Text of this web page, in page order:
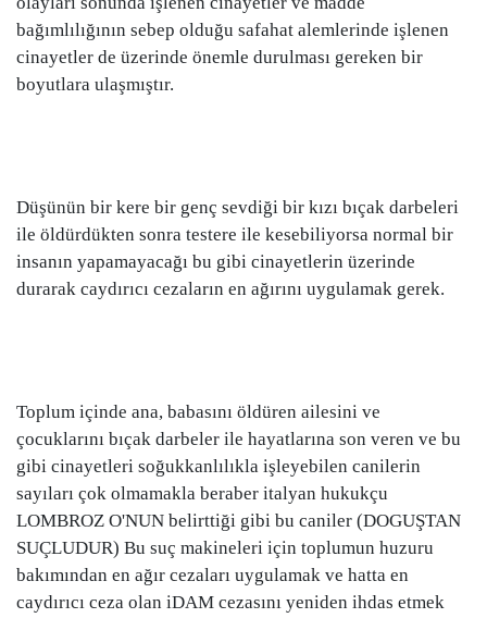
bağımlılığının sebep olduğu safahat alemlerinde işlenen
cinayetler de üzerinde önemle durulması gereken bir
boyutlara ulaşmıştır.
Düşünün bir kere bir genç sevdiği bir kızı bıçak darbeleri
ile öldürdükten sonra testere ile kesebiliyorsa normal bir
insanın yapamayacağı bu gibi cinayetlerin üzerinde
durarak caydırıcı cezaların en ağırını uygulamak gerek.
Toplum içinde ana, babasını öldüren ailesini ve
çocuklarını bıçak darbeler ile hayatlarına son veren ve bu
gibi cinayetleri soğukkanlılıkla işleyebilen canilerin
sayıları çok olmamakla beraber italyan hukukçu
LOMBROZ O'NUN belirttiği gibi bu caniler (DOGUŞTAN
SUÇLUDUR) Bu suç makineleri için toplumun huzuru
bakımından en ağır cezaları uygulamak ve hatta en
caydırıcı ceza olan iDAM cezasını yeniden ihdas etmek